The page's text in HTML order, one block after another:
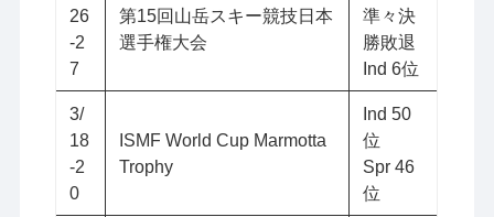
26
-2
7
第15回山岳スキー競技日本
選手権大会
準々決
勝敗退
Ind 6位
3/
18
-2
0
ISMF World Cup Marmotta
Trophy
Ind 50
位
Spr 46
位